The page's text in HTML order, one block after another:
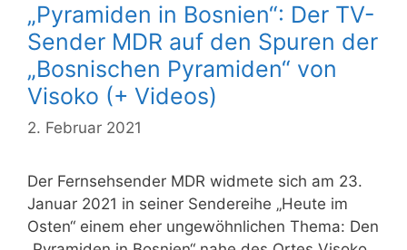
„Pyramiden in Bosnien“: Der TV-
Sender MDR auf den Spuren der
„Bosnischen Pyramiden“ von
Visoko (+ Videos)
2. Februar 2021
Der Fernsehsender MDR widmete sich am 23.
Januar 2021 in seiner Sendereihe „Heute im
Osten“ einem eher ungewöhnlichen Thema: Den